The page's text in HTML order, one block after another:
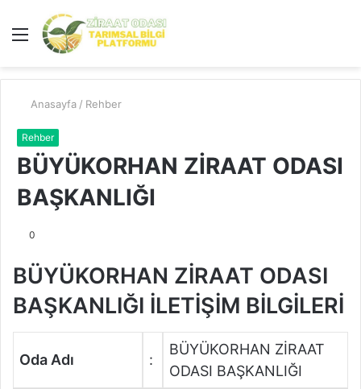
Menü
...
Anasayfa / Rehber
Rehber
BÜYÜKORHAN ZİRAAT ODASI
BAŞKANLIĞI
0
BÜYÜKORHAN ZİRAAT ODASI
BAŞKANLIĞI İLETİŞİM BİLGİLERİ
Oda Adı :
BÜYÜKORHAN ZİRAAT
ODASI BAŞKANLIĞI